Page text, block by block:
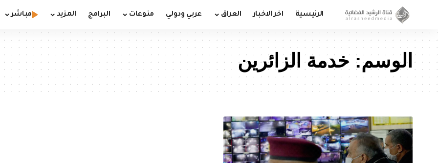
الرئيسية اخر الاخبار العراق عربي ودولي منوعات البرامج المزيد مباشر
الوسم: خدمة الزائرين